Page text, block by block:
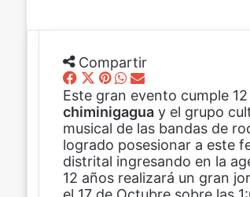
Compartir
F
a
c
e
b
o
o
X P
i
n
t
e
r
e
W
h
a
t
s
A
p
C
o
m
p
a
r
t
Este gran evento cumple
chiminigaguay el grupo
musical de las bandas de
logrado posesionar a este
distrital ingresando en la
12 años realizará un gran